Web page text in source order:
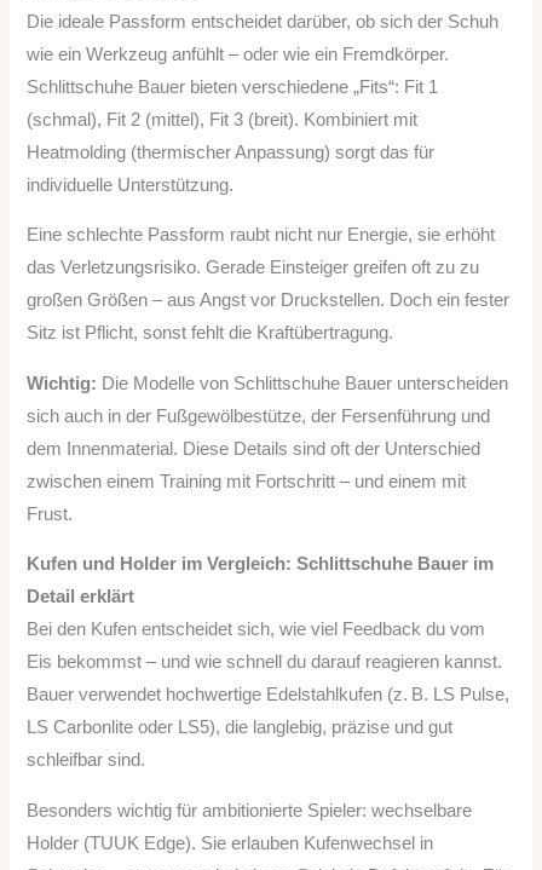
Die ideale Passform entscheidet darüber, ob sich der Schuh
wie ein Werkzeug anfühlt – oder wie ein Fremdkörper.
Schlittschuhe Bauer bieten verschiedene „Fits“: Fit 1
(schmal), Fit 2 (mittel), Fit 3 (breit). Kombiniert mit
Heatmolding (thermischer Anpassung) sorgt das für
individuelle Unterstützung.
Eine schlechte Passform raubt nicht nur Energie, sie erhöht
das Verletzungsrisiko. Gerade Einsteiger greifen oft zu zu
großen Größen – aus Angst vor Druckstellen. Doch ein fester
Sitz ist Pflicht, sonst fehlt die Kraftübertragung.
Wichtig: Die Modelle von Schlittschuhe Bauer unterscheiden
sich auch in der Fußgewölbestütze, der Fersenführung und
dem Innenmaterial. Diese Details sind oft der Unterschied
zwischen einem Training mit Fortschritt – und einem mit
Frust.
Kufen und Holder im Vergleich: Schlittschuhe Bauer im
Detail erklärt
Bei den Kufen entscheidet sich, wie viel Feedback du vom
Eis bekommst – und wie schnell du darauf reagieren kannst.
Bauer verwendet hochwertige Edelstahlkufen (z. B. LS Pulse,
LS Carbonlite oder LS5), die langlebig, präzise und gut
schleifbar sind.
Besonders wichtig für ambitionierte Spieler: wechselbare
Holder (TUUK Edge). Sie erlauben Kufenwechsel in